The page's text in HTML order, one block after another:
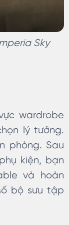
Sky
wardrobe
lý tưởng.
phòng. Sau
kiện, bạn
và hoàn
bộ sưu tập